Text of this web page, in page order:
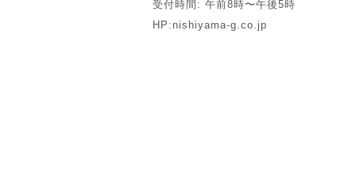
受付時間: 午前8時〜午後5時
HP: nishiyama-g.co.jp